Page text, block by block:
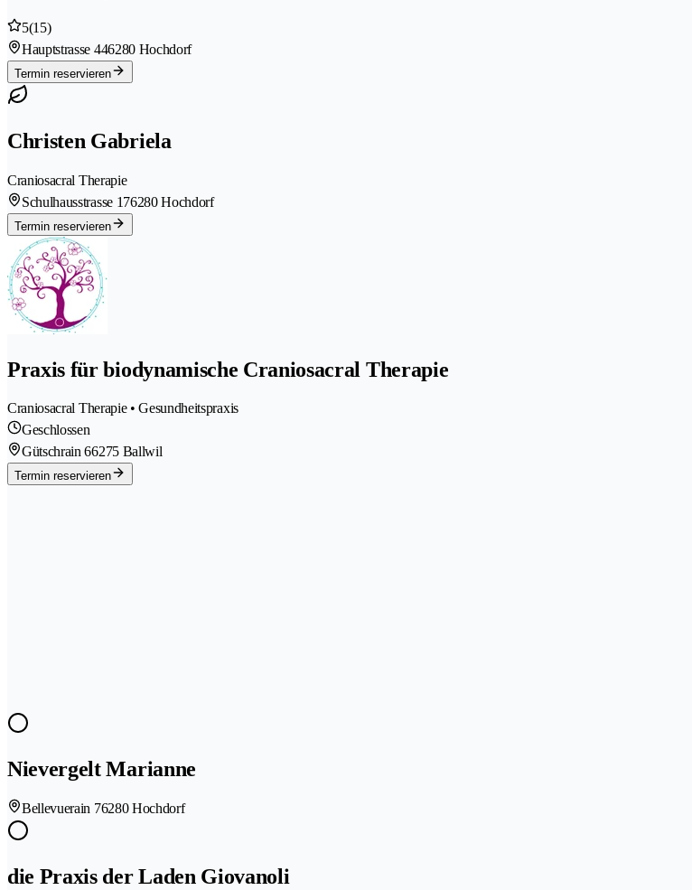
5(15)
Hauptstrasse 446280 Hochdorf
Termin reservieren
Christen Gabriela
Craniosacral Therapie
Schulhausstrasse 176280 Hochdorf
Termin reservieren
Praxis für biodynamische Craniosacral Therapie
Craniosacral Therapie • Gesundheitspraxis
Geschlossen
Gütschrain 66275 Ballwil
Termin reservieren
Nievergelt Marianne
Bellevuerain 76280 Hochdorf
die Praxis der Laden Giovanoli